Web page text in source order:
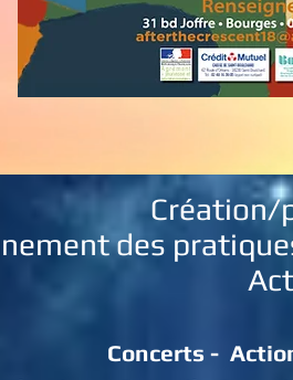
des
Concerts -